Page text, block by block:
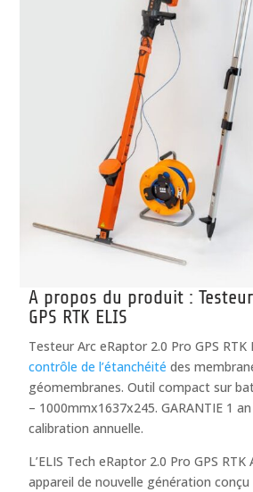
A propos du produit :
GPS RTK ELIS
Testeur Arc eRaptor 2.0 Pro GPS RTK
contrôle de l’étanchéité des
géomembranes. Outil compact sur
– 1000mmx1637x245. GARANTIE 1
calibration annuelle.
L’ELIS Tech eRaptor 2.0 Pro GPS
appareil de nouvelle génération conçu